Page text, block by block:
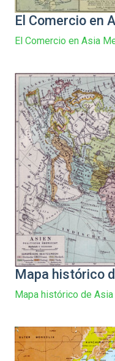
El Comercio en
El Comercio en Asia
Mapa histórico
Mapa histórico de